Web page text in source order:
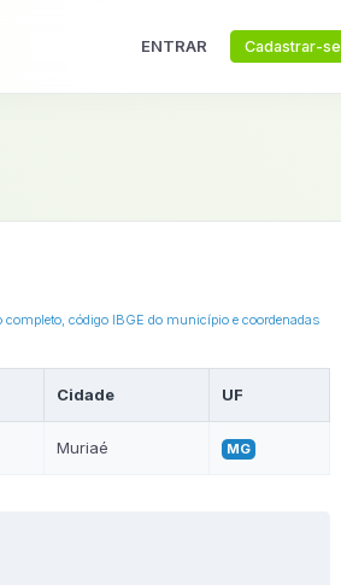
ENTRAR Cadastrar-se
completo, código IBGE do município e coordenadas
Cidade UF
Muriaé MG